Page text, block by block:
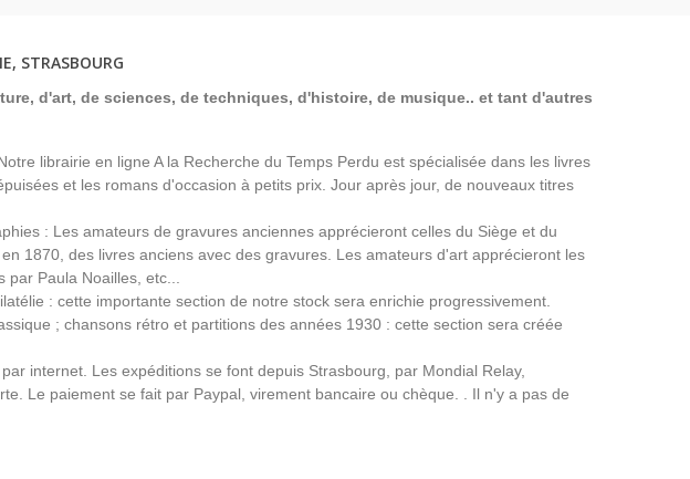
STRASBOURG
d'art, de sciences, de techniques, d'histoire, de musique.. et tant d'autres
librairie en ligne A la Recherche du Temps Perdu est spécialisée dans les livres
et les romans d'occasion à petits prix. Jour après jour, de nouveaux titres
: Les amateurs de gravures anciennes apprécieront celles du Siège et du
1870, des livres anciens avec des gravures. Les amateurs d'art apprécieront les
Paula Noailles, etc...
: cette importante section de notre stock sera enrichie progressivement.
; chansons rétro et partitions des années 1930 : cette section sera créée
internet. Les expéditions se font depuis Strasbourg, par Mondial Relay,
Le paiement se fait par Paypal, virement bancaire ou chèque. . Il n'y a pas de